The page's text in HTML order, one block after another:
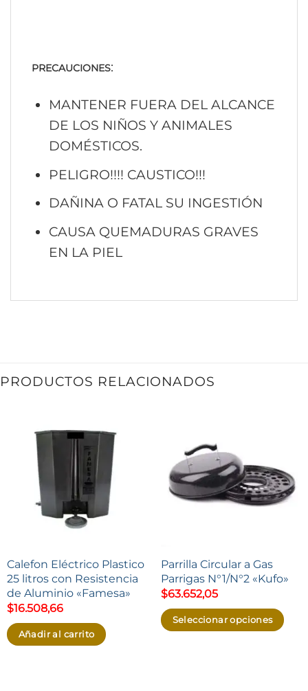
PRECAUCIONES:
MANTENER FUERA DEL ALCANCE
DE LOS NIÑOS Y ANIMALES
DOMÉSTICOS.
PELIGRO!!!! CAUSTICO!!!
DAÑINA O FATAL SU INGESTIÓN
CAUSA QUEMADURAS GRAVES
EN LA PIEL
PRODUCTOS RELACIONADOS
Calefon Eléctrico Plastico
25 litros con Resistencia
de Aluminio «Famesa»
$16.508,66
Añadir al carrito
Parrilla Circular a Gas
Parrigas N°1/N°2 «Kufo»
$63.652,05
Seleccionar opciones